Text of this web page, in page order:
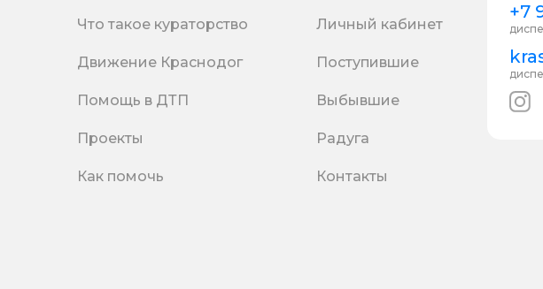
Что такое кураторство
Движение Краснодог
Помощь в ДТП
Проекты
Как помочь
Личный кабинет
Поступившие
Выбывшие
Радуга
Контакты
+7